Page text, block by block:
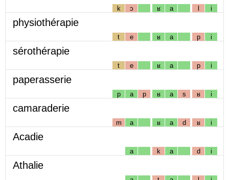
k ɔ ʁ a l i
physiothérapie
t e ʁ a p i
sérothérapie
t e ʁ a p i
paperasserie
p a p ʁ a s ʁ i
camaraderie
m a ʁ a d ʁ i
Acadie
a k a d i
Athalie